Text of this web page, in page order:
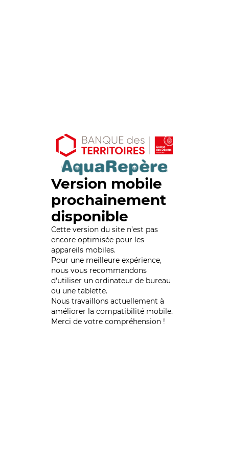
Version mobile
prochainement
disponible
Cette version du site n’est pas
encore optimisée pour les
appareils mobiles.
Pour une meilleure expérience,
nous vous recommandons
d'utiliser un ordinateur de bureau
ou une tablette.
Nous travaillons actuellement à
améliorer la compatibilité mobile.
Merci de votre compréhension !